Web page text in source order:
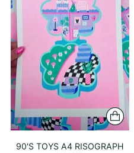
90'S TOYS A4 RISOGRAPH